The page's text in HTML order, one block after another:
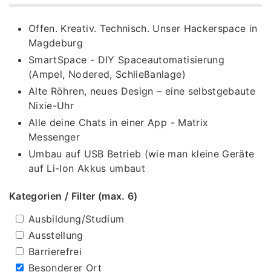
Offen. Kreativ. Technisch. Unser Hackerspace in
Magdeburg
SmartSpace - DIY Spaceautomatisierung
(Ampel, Nodered, Schließanlage)
Alte Röhren, neues Design – eine selbstgebaute
Nixie-Uhr
Alle deine Chats in einer App - Matrix
Messenger
Umbau auf USB Betrieb (wie man kleine Geräte
auf Li-Ion Akkus umbaut
Kategorien / Filter (max. 6)
Ausbildung/Studium
Ausstellung
Barrierefrei
Besonderer Ort